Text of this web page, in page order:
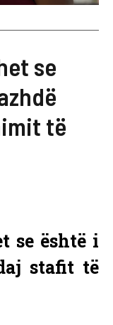
se
të
se është i
stafit të